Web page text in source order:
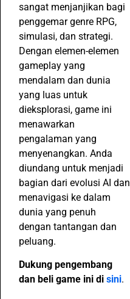
sangat menjanjikan bagi
penggemar genre RPG,
simulasi, dan strategi.
Dengan elemen-elemen
gameplay yang
mendalam dan dunia
yang luas untuk
dieksplorasi, game ini
menawarkan
pengalaman yang
menyenangkan. Anda
diundang untuk menjadi
bagian dari evolusi AI dan
menavigasi ke dalam
dunia yang penuh
dengan tantangan dan
peluang.
Dukung pengembang
dan beli game ini di sini.